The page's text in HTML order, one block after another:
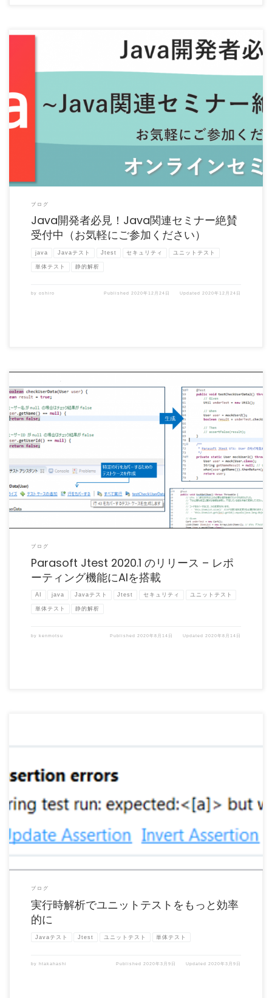
Java開発の中で、「作業工数を減らしたい」「簡単に品質改善を行いたい」等、考え
たことはありませんか […]
ブログ
Java開発者必見！Java関連セミナー絶賛
受付中（お気軽にご参加ください）
java Javaテスト Jtest セキュリティ ユニットテスト
単体テスト 静的解析
by oshiro Published 2020年12月24日 Updated 2020年12月24日
Parasoft Jtest 2020.1 がリリースされました。 このリリースでは、レポーティング
ブログ
Parasoft Jtest 2020.1 のリリース – レポ
ーティング機能にAIを搭載
AI java Javaテスト Jtest セキュリティ ユニットテスト
単体テスト 静的解析
by kenmotsu Published 2020年8月14日 Updated 2020年8月14日
善することができます。ユ […]
ブログ
実行時解析でユニットテストをもっと効率
的に
Javaテスト Jtest ユニットテスト 単体テスト
by htakahashi Published 2020年3月9日 Updated 2020年3月9日